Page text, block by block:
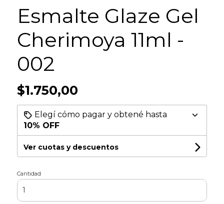
Esmalte Glaze Gel
Cherimoya 11ml -
002
$1.750,00
Elegí cómo pagar y obtené hasta
10% OFF
Ver cuotas y descuentos
Cantidad